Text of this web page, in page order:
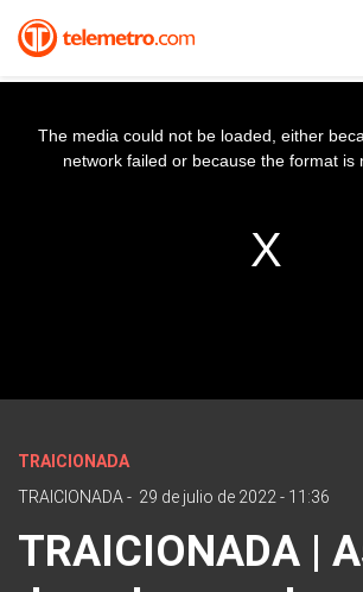
The media could not be loaded, either
network failed or because the format is
TRAICIONADA
TRAICIONADA - 29 de julio de 2022 - 11:36
TRAICIONADA |